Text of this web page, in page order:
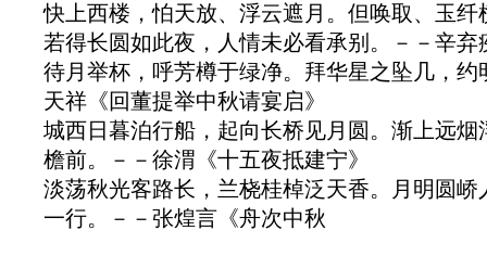
快上西楼，怕天放、浮云遮月。但唤取、玉
若得长圆如此夜，人情未必看承别。－－辛弃
待月举杯，呼芳樽于绿净。拜华星之坠几，约
天祥《回董提举中秋请宴启》
城西日暮泊行船，起向长桥见月圆。渐上远烟
檐前。－－徐渭《十五夜抵建宁》
淡荡秋光客路长，兰桡桂棹泛天香。月明圆峤
一行。－－张煌言《舟次中秋